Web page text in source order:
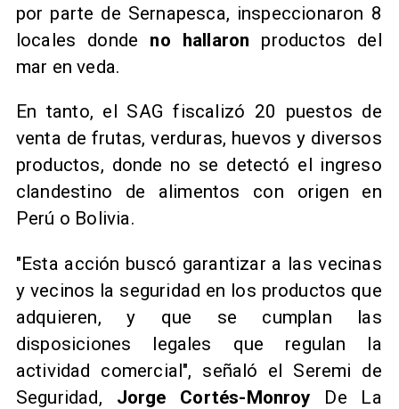
por parte de Sernapesca, inspeccionaron 8
locales donde no hallaron productos del
mar en veda.
En tanto, el SAG fiscalizó 20 puestos de
venta de frutas, verduras, huevos y diversos
productos, donde no se detectó el ingreso
clandestino de alimentos con origen en
Perú o Bolivia.
"Esta acción buscó garantizar a las vecinas
y vecinos la seguridad en los productos que
adquieren, y que se cumplan las
disposiciones legales que regulan la
actividad comercial", señaló el Seremi de
Seguridad, Jorge Cortés-Monroy De La